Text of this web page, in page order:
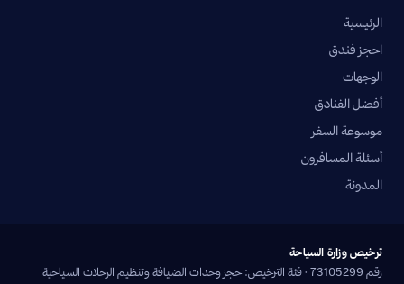
الرئيسية
احجز فندق
الوجهات
أفضل الفنادق
موسوعة السفر
أسئلة المسافرون
المدونة
ترخيص وزارة السياحة
رقم 73105299 · فئة الترخيص: حجز وحدات الضيافة وتنظيم الرحلات السياحية